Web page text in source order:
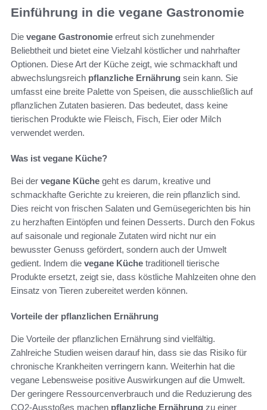
Einführung in die vegane Gastronomie
Die vegane Gastronomie erfreut sich zunehmender
Beliebtheit und bietet eine Vielzahl köstlicher und nahrhafter
Optionen. Diese Art der Küche zeigt, wie schmackhaft und
abwechslungsreich pflanzliche Ernährung sein kann. Sie
umfasst eine breite Palette von Speisen, die ausschließlich auf
pflanzlichen Zutaten basieren. Das bedeutet, dass keine
tierischen Produkte wie Fleisch, Fisch, Eier oder Milch
verwendet werden.
Was ist vegane Küche?
Bei der vegane Küche geht es darum, kreative und
schmackhafte Gerichte zu kreieren, die rein pflanzlich sind.
Dies reicht von frischen Salaten und Gemüsegerichten bis hin
zu herzhaften Eintöpfen und feinen Desserts. Durch den Fokus
auf saisonale und regionale Zutaten wird nicht nur ein
bewusster Genuss gefördert, sondern auch der Umwelt
gedient. Indem die vegane Küche traditionell tierische
Produkte ersetzt, zeigt sie, dass köstliche Mahlzeiten ohne den
Einsatz von Tieren zubereitet werden können.
Vorteile der pflanzlichen Ernährung
Die Vorteile der pflanzlichen Ernährung sind vielfältig.
Zahlreiche Studien weisen darauf hin, dass sie das Risiko für
chronische Krankheiten verringern kann. Weiterhin hat die
vegane Lebensweise positive Auswirkungen auf die Umwelt.
Der geringere Ressourcenverbrauch und die Reduzierung des
CO2-Ausstoßes machen pflanzliche Ernährung zu einer